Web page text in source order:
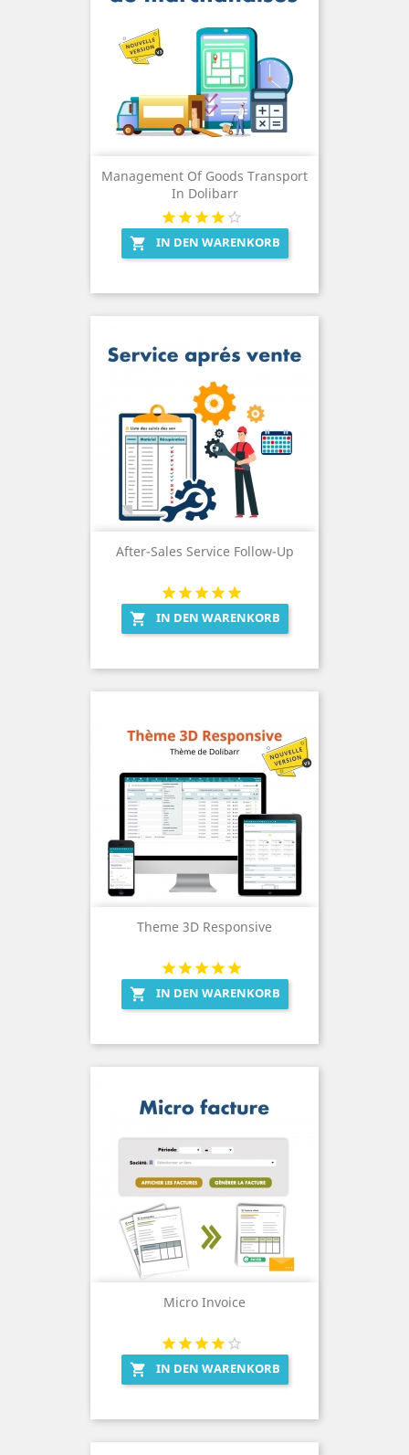
Management Of Goods Transport
In Dolibarr
 IN DEN WARENKORB
After-Sales Service Follow-Up
 IN DEN WARENKORB
Theme 3D Responsive
 IN DEN WARENKORB
Micro Invoice
 IN DEN WARENKORB